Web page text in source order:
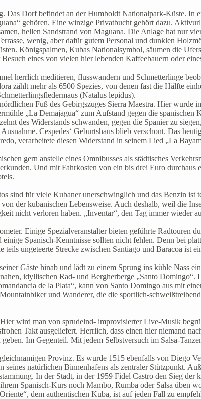
Dorf befindet an der Humboldt Nationalpark-Küste. In
gehören. Eine winzige Privatbucht gehört dazu.
hellen Sandstrand von Maguana. Die Anlage hat nur
wenig, aber dafür gutem Personal und dunklen
Königspalmen, Kubas Nationalsymbol, säumen die
eines von vielen hier lebenden Kaffeebauern oder
herrlich meditieren, flusswandern und Schmetterlinge
zählt mehr als 6500 Spezies, von denen fast die Hälfte
(Natalus lepidus).
Fuß des Gebirgszuges Sierra Maestra. Hier wurde
„La Demajagua“ zum Aufstand gegen die spanischen
des Widerstands schwanden, gegen die Spanier zu
Cespedes‘ Geburtshaus blieb verschont. Das
verarbeitete diesen Widerstand in seinem Lied „La
gern anstelle eines Omnibusses als städtisches
Und mit Fahrkosten von ein bis drei Euro durchaus
sind für viele Kubaner unerschwinglich und das Benzin ist
der kubanischen Lebensweise. Auch deshalb, weil die
nicht verloren haben. „Inventar“, den Tag immer wieder
Einige Spezialveranstalter bieten geführte Radtouren
Spanisch-Kenntnisse sollten nicht fehlen. Denn bei
ungeteerte Strecke zwischen Santiago und Baracoa ist
Gäste hinab und lädt zu einem Sprung ins kühle Nass
idyllischen Rad- und Bergherberge „Santo Domingo“.
de la Plata“, kann von Santo Domingo aus mit
und Wanderer, die die sportlich-
wird man von sprudelnd- improvisierter Live-Musik
Takt ausgeliefert. Herrlich, dass einen hier niemand
Im Gegenteil. Mit jedem Selbstversuch im Salsa-
Provinz. Es wurde 1515 ebenfalls von Diego
natürlichen Binnenhafens als zentraler Stützpunkt.
In der Stadt, in der 1959 Fidel Castro den Sieg der
Spanisch-Kurs noch Mambo, Rumba oder Salsa üben
dem authentischen Kuba, ist auf jeden Fall zu